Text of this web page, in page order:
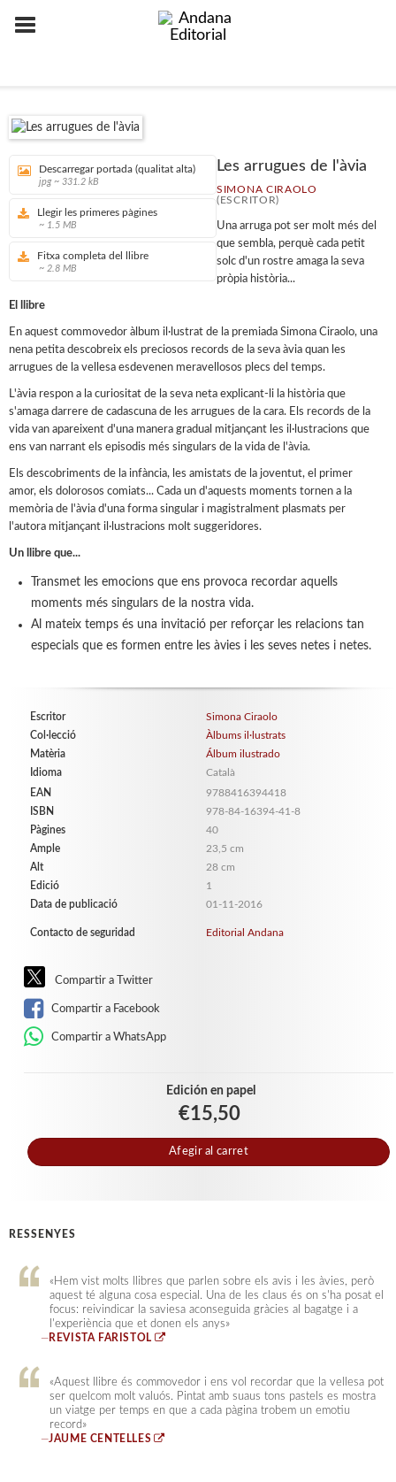
Descarregar portada (qualitat alta)
jpg ~ 331.2 kB
Llegir les primeres pàgines
~ 1.5 MB
Fitxa completa del llibre
~ 2.8 MB
Les arrugues de l'àvia
SIMONA CIRAOLO
(ESCRITOR)
Una arruga pot ser molt més del
que sembla, perquè cada petit
solc d'un rostre amaga la seva
pròpia història...
El llibre
En aquest commovedor àlbum il·lustrat de la premiada Simona Ciraolo, una
nena petita descobreix els preciosos records de la seva àvia quan les
arrugues de la vellesa esdevenen meravellosos plecs del temps.
L'àvia respon a la curiositat de la seva neta explicant-li la història que
s'amaga darrere de cadascuna de les arrugues de la cara. Els records de la
vida van apareixent d'una manera gradual mitjançant les il·lustracions que
ens van narrant els episodis més singulars de la vida de l'àvia.
Els descobriments de la infància, les amistats de la joventut, el primer
amor, els dolorosos comiats... Cada un d'aquests moments tornen a la
memòria de l'àvia d'una forma singular i magistralment plasmats per
l'autora mitjançant il·lustracions molt suggeridores.
Un llibre que...
Transmet les emocions que ens provoca recordar aquells
moments més singulars de la nostra vida.
Al mateix temps és una invitació per reforçar les relacions tan
especials que es formen entre les àvies i les seves netes i netes.
Escritor
Simona Ciraolo
Col·lecció
Àlbums il·lustrats
Matèria
Álbum ilustrado
Idioma
Català
EAN
9788416394418
ISBN
978-84-16394-41-8
Pàgines
40
Ample
23,5 cm
Alt
28 cm
Edició
1
Data de publicació
01-11-2016
Contacto de seguridad Editorial Andana
Compartir a Twitter
Compartir a Facebook
Compartir a WhatsApp
Edición en papel
€15,50
Afegir al carret
RESSENYES
«Hem vist molts llibres que parlen sobre els avis i les àvies, però
aquest té alguna cosa especial. Una de les claus és on s'ha posat el
focus: reivindicar la saviesa aconseguida gràcies al bagatge i a
l'experiència que et donen els anys»
—REVISTA FARISTOL
«Aquest llibre és commovedor i ens vol recordar que la vellesa pot
ser quelcom molt valuós. Pintat amb suaus tons pastels es mostra
un viatge per temps en que a cada pàgina trobem un emotiu
record»
—JAUME CENTELLES